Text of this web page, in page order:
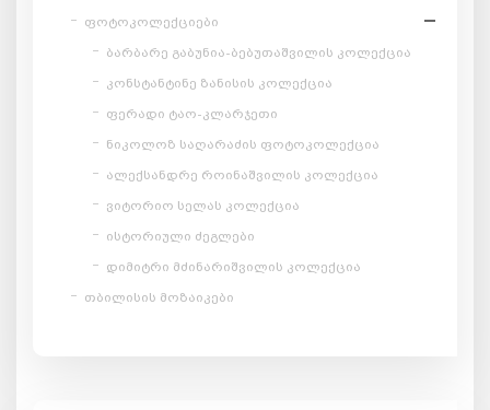
ფოტოკოლექციები
ბარბარე გაბუნია-ბებუთაშვილის კოლექცია
კონსტანტინე ზანისის კოლექცია
ფერადი ტაო-კლარჯეთი
ნიკოლოზ საღარაძის ფოტოკოლექცია
ალექსანდრე როინაშვილის კოლექცია
ვიტორიო სელას კოლექცია
ისტორიული ძეგლები
დიმიტრი მძინარიშვილის კოლექცია
თბილისის მოზაიკები